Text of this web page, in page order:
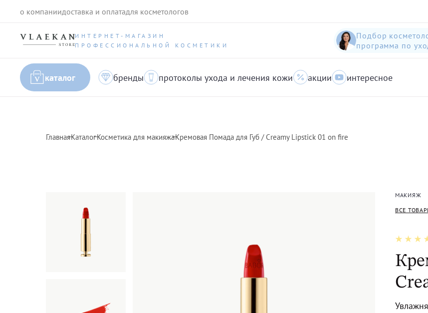
о компаниидоставка и оплатадля косметологов
ИНТЕРНЕТ-МАГАЗИН
ПРОФЕССИОНАЛЬНОЙ КОСМЕТИКИ
Подбор
программа по
каталог бренды протоколы ухода и лечения кожи акции интересное
ГлавнаяКаталогКосметика для макияжаКремовая Помада для Губ / Creamy Lipstick 01 on fire
МАКИЯЖ
ВСЕ